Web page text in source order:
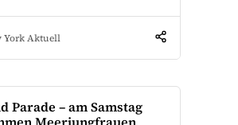
York Aktuell
Parade – am Samstag